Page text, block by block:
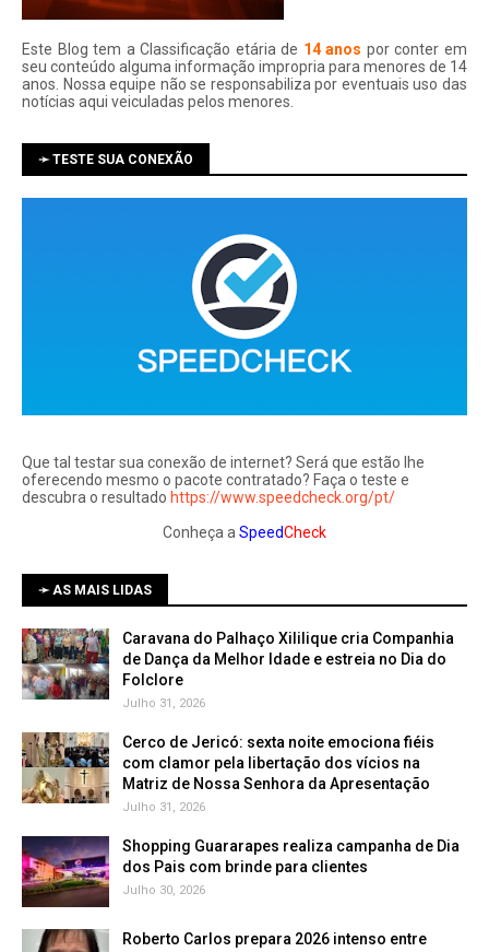
Este Blog tem a Classificação etária de 14 anos por conter em
seu conteúdo alguma informação impropria para menores de 14
anos. Nossa equipe não se responsabiliza por eventuais uso das
notí­cias aqui veiculadas pelos menores.
➛ TESTE SUA CONEXÃO
Que tal testar sua conexão de internet? Será que estão lhe
oferecendo mesmo o pacote contratado? Faça o teste e
descubra o resultado https://www.speedcheck.org/pt/
Conheça a SpeedCheck
➛ AS MAIS LIDAS
Caravana do Palhaço Xililique cria Companhia
de Dança da Melhor Idade e estreia no Dia do
Folclore
Julho 31, 2026
Cerco de Jericó: sexta noite emociona fiéis
com clamor pela libertação dos vícios na
Matriz de Nossa Senhora da Apresentação
Julho 31, 2026
Shopping Guararapes realiza campanha de Dia
dos Pais com brinde para clientes
Julho 30, 2026
Roberto Carlos prepara 2026 intenso entre